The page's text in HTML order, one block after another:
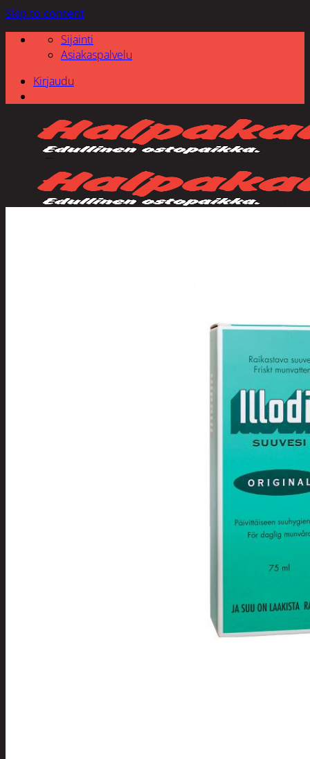
Skip to content
Sijainti
Asiakaspalvelu
Kirjaudu
Joulu- ja kausivalot
Eläimet ja
tontut
Kyntteliköt
Valoketjut ja
Joulukoristeet
Kranssit ja
Tontut ja
muut
Päivittäistavarat
Apuvälineet